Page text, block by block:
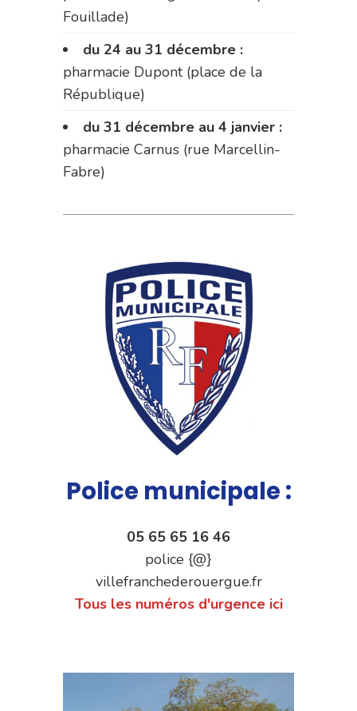
Fouillade)
du 24 au 31 décembre :
pharmacie Dupont (place de la
République)
du 31 décembre au 4 janvier :
pharmacie Carnus (rue Marcellin-
Fabre)
Police municipale :
05 65 65 16 46
police {@}
villefranchederouergue.fr
Tous les numéros d'urgence ici